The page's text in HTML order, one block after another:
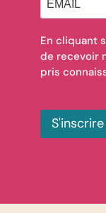
En cliquant
de recevoir
pris
S'inscrire